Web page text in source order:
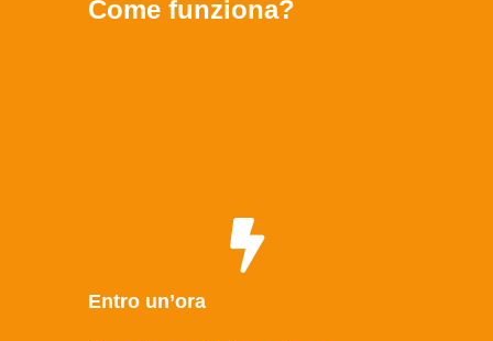
Come funziona?
Entro un’ora